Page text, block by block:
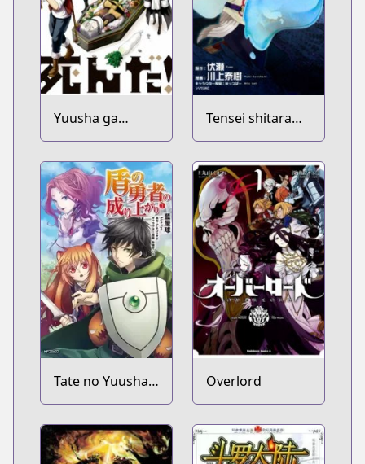
Yuusha ga
Shinda!:
Murabito no Ore
ga Hotta
Otoshiana ni
Yuusha ga
Ochita Kekka.
Tensei shitara
Slime Datta Ken
Tate no Yuusha
no Nariagari
Overlord